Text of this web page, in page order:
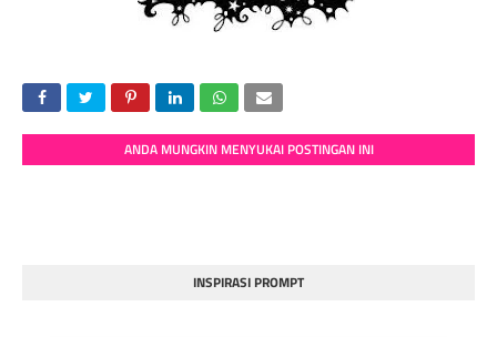
ANDA MUNGKIN MENYUKAI POSTINGAN INI
INSPIRASI PROMPT